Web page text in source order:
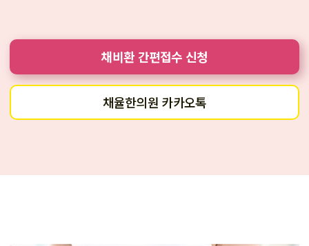
채비환 간편접수 신청
채율한의원 카카오톡